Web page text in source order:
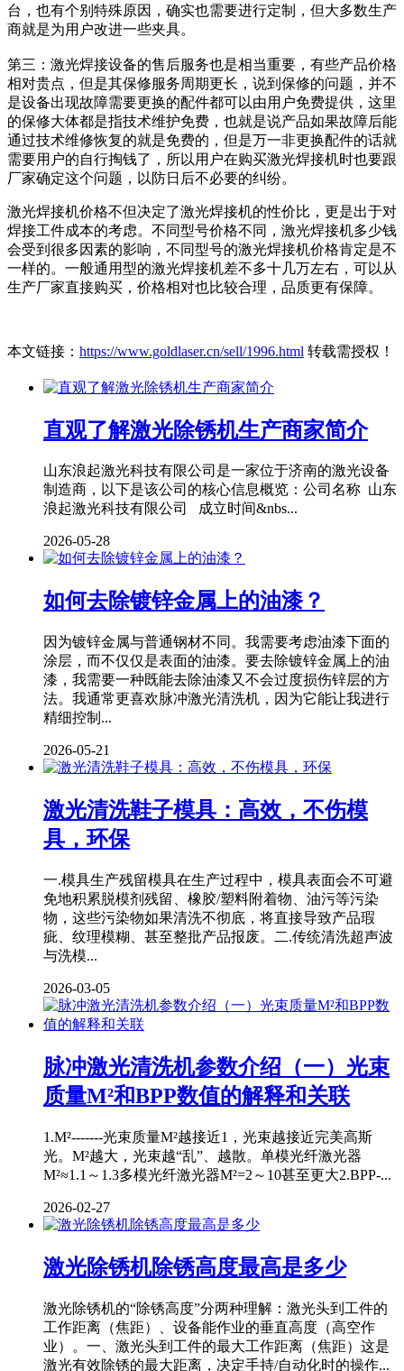
台，也有个别特殊原因，确实也需要进行定制，但大多数生产
商就是为用户改进一些夹具。
第三：激光焊接设备的售后服务也是相当重要，有些产品价格
相对贵点，但是其保修服务周期更长，说到保修的问题，并不
是设备出现故障需要更换的配件都可以由用户免费提供，这里
的保修大体都是指技术维护免费，也就是说产品如果故障后能
通过技术维修恢复的就是免费的，但是万一非更换配件的话就
需要用户的自行掏钱了，所以用户在购买激光焊接机时也要跟
厂家确定这个问题，以防日后不必要的纠纷。
激光焊接机价格不但决定了激光焊接机的性价比，更是出于对
焊接工件成本的考虑。不同型号价格不同，激光焊接机多少钱
会受到很多因素的影响，不同型号的激光焊接机价格肯定是不
一样的。一般通用型的激光焊接机差不多十几万左右，可以从
生产厂家直接购买，价格相对也比较合理，品质更有保障。
本文链接： https://www.goldlaser.cn/sell/1996.html 转载需授权！
直观了解激光除锈机生产商家简介
山东浪起激光科技有限公司是一家位于济南的激光设备
制造商，以下是该公司的核心信息概览：公司名称 山东
浪起激光科技有限公司 成立时间&nbs...
2026-05-28
如何去除镀锌金属上的油漆？
因为镀锌金属与普通钢材不同。我需要考虑油漆下面的
涂层，而不仅仅是表面的油漆。要去除镀锌金属上的油
漆，我需要一种既能去除油漆又不会过度损伤锌层的方
法。我通常更喜欢脉冲激光清洗机，因为它能让我进行
精细控制...
2026-05-21
激光清洗鞋子模具：高效，不伤模
具，环保
一.模具生产残留模具在生产过程中，模具表面会不可避
免地积累脱模剂残留、橡胶/塑料附着物、油污等污染
物，这些污染物如果清洗不彻底，将直接导致产品瑕
疵、纹理模糊、甚至整批产品报废。二.传统清洗超声波
与洗模...
2026-03-05
脉冲激光清洗机参数介绍（一）光束
质量M²和BPP数值的解释和关联
1.M²-------光束质量M²越接近1，光束越接近完美高斯
光。M²越大，光束越“乱”、越散。单模光纤激光器
M²≈1.1～1.3多模光纤激光器M²=2～10甚至更大2.BPP-...
2026-02-27
激光除锈机除锈高度最高是多少
激光除锈机的“除锈高度”分两种理解：激光头到工件的
工作距离（焦距）、设备能作业的垂直高度（高空作
业）。一、激光头到工件的最大工作距离（焦距）这是
激光有效除锈的最大距离，决定手持/自动化时的操作...